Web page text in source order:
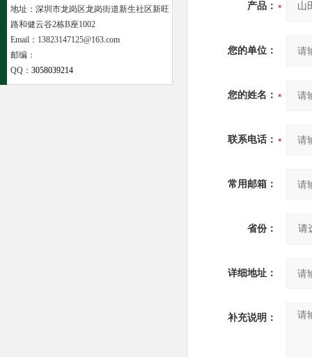
产品：
您的单位：
您的姓名：
联系电话：
常用邮箱：
省份：
详细地址：
补充说明：
地址：深圳市龙岗区龙岗街道新生社区新旺
路和健云谷2栋B座1002
Email：13823147125@163.com
邮编：
QQ： 3058039214